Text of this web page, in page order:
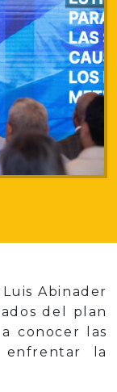
Abinader
del plan
conocer las
enfrentar la